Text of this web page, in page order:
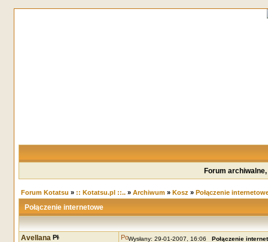
Forum
Forum Kotatsu » :: Kotatsu.pl ::..» Archiwum» Kosz » Połączenie
Połączenie internetowe
Avellana Wysłany: 29-01-2007, 16:06 Połączenie